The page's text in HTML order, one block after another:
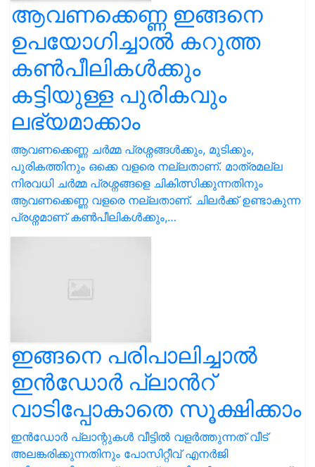
ആവണക്കെണ്ണ ഇങ്ങനെ
ഉപയോഗിച്ചാൽ കറുത്ത
കൺപീലികൾക്കും
കട്ടിയുള്ള പുരികവും
ലഭ്യമാക്കാം
ആവണക്കെണ്ണ ചർമ്മ പ്രശ്നങ്ങൾക്കും, മുടിക്കും,
പുരികത്തിനും ഒക്കെ വളരെ നല്ലതാണ്. മാത്രമല്ല
നിരവധി ചർമ്മ പ്രശ്നങ്ങളെ ചികിത്സിക്കുന്നതിനും
ആവണക്കെണ്ണ വളരെ നല്ലതാണ്. ചിലർക്ക് ഉണ്ടാകുന്ന
പ്രശ്നമാണ് കൺപീലികൾക്കും,…
ഇങ്ങനെ പരിപാലിച്ചാൽ
ഇന്‍ഡോര്‍ പ്ലാന്‍റ്
വാടിപ്പോകാതെ സൂക്ഷിക്കാം
ഇൻഡോർ പ്ലാന്റുകൾ വീട്ടിൽ വളർത്തുന്നത് വീട്
അലങ്കരിക്കുന്നതിനും പോസിറ്റീവ് എനർജി